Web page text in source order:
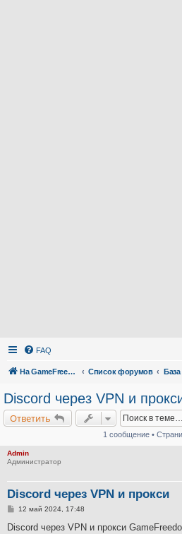
FAQ
На GameFreedom.ru Список форумов База
Discord через VPN и
Ответить
1 сообщение •
Admin
Администратор
Discord через VPN и прокси
С
о
12 май 2024, 17:48
Discord через VPN и прокси